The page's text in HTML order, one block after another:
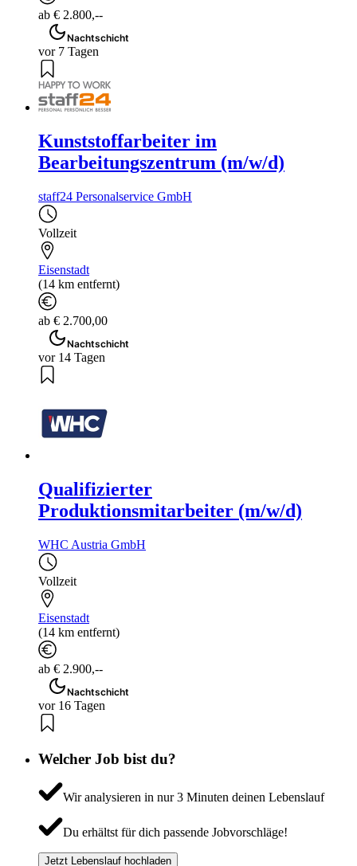
ab € 2.800,--
Nachtschicht
vor 7 Tagen
Kunststoffarbeiter im
Bearbeitungszentrum (m/w/d)
staff24 Personalservice GmbH
Vollzeit
Eisenstadt
(14 km entfernt)
ab € 2.700,00
Nachtschicht
vor 14 Tagen
Qualifizierter
Produktionsmitarbeiter (m/w/d)
WHC Austria GmbH
Vollzeit
Eisenstadt
(14 km entfernt)
ab € 2.900,--
Nachtschicht
vor 16 Tagen
Welcher Job bist du?
Wir analysieren in nur 3 Minuten deinen Lebenslauf
Du erhältst für dich passende Jobvorschläge!
Jetzt Lebenslauf hochladen